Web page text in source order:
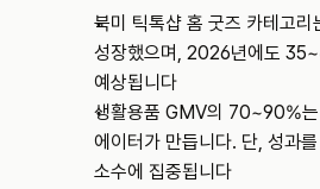
북미 틱톡샵 홈 굿즈 카테고
성장했으며, 2026년에도
예상됩니다
생활용품 GMV의 70~90%는
에이터가 만듭니다. 단, 성과
소수에 집중됩니다